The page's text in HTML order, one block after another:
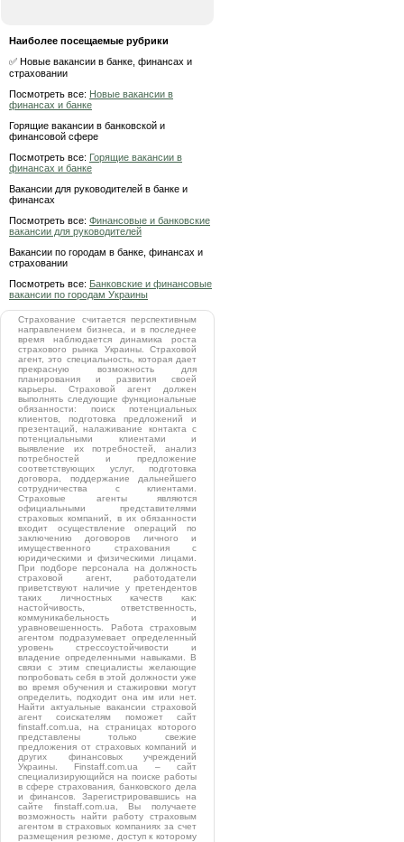
Наиболее посещаемые рубрики
✅ Новые вакансии в банке, финансах и
страховании
Посмотреть все: Новые вакансии в
финансах и банке
Горящие вакансии в банковской и
финансовой сфере
Посмотреть все: Горящие вакансии в
финансах и банке
Вакансии для руководителей в банке и
финансах
Посмотреть все: Финансовые и банковские
вакансии для руководителей
Вакансии по городам в банке, финансах и
страховании
Посмотреть все: Банковские и финансовые
вакансии по городам Украины
Страхование считается перспективным
направлением бизнеса, и в последнее
время наблюдается динамика роста
страхового рынка Украины. Страховой
агент, это специальность, которая дает
прекрасную возможность для
планирования и развития своей
карьеры. Страховой агент должен
выполнять следующие функциональные
обязанности: поиск потенциальных
клиентов, подготовка предложений и
презентаций, налаживание контакта с
потенциальными клиентами и
выявление их потребностей, анализ
потребностей и предложение
соответствующих услуг, подготовка
договора, поддержание дальнейшего
сотрудничества с клиентами.
Страховые агенты являются
официальными представителями
страховых компаний, в их обязанности
входит осуществление операций по
заключению договоров личного и
имущественного страхования с
юридическими и физическими лицами.
При подборе персонала на должность
страховой агент, работодатели
приветствуют наличие у претендентов
таких личностных качеств как:
настойчивость, ответственность,
коммуникабельность и
уравновешенность. Работа страховым
агентом подразумевает определенный
уровень стрессоустойчивости и
владение определенными навыками. В
связи с этим специалисты желающие
попробовать себя в этой должности уже
во время обучения и стажировки могут
определить, подходит она им или нет.
Найти актуальные вакансии страховой
агент соискателям поможет сайт
finstaff.com.ua, на страницах которого
представлены только свежие
предложения от страховых компаний и
других финансовых учреждений
Украины. Finstaff.com.ua – сайт
специализирующийся на поиске работы
в сфере страхования, банковского дела
и финансов. Зарегистрировавшись на
сайте finstaff.com.ua, Вы получаете
возможность найти работу страховым
агентом в страховых компаниях за счет
размещения резюме, доступ к которому